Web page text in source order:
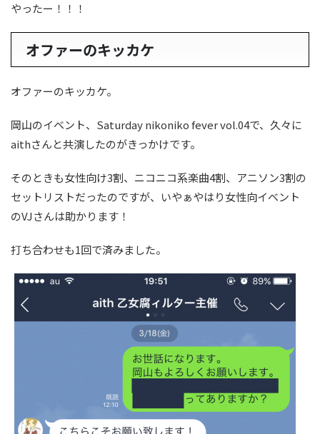
やったー！！！
オファーのキッカケ
オファーのキッカケ。
岡山のイベント、Saturday nikoniko fever vol.04で、久々に
aithさんと共演したのがきっかけです。
そのときも女性向け3割、ニコニコ系楽曲4割、アニソン3割の
セットリストだったのですが、いやぁやはり女性向イベント
のVJさんは助かります！
打ち合わせも1回で済みました。